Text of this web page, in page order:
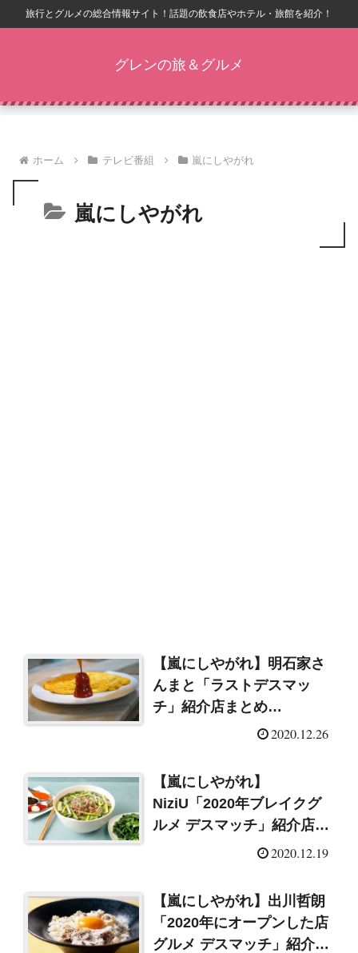
旅行とグルメの総合情報サイト！話題の飲食店やホテル・旅館を紹介！
グレンの旅＆グルメ
ホーム テレビ番組 嵐にしやがれ
嵐にしやがれ
【嵐にしやがれ】明石家さ
んまと「ラストデスマッ
チ」紹介店まとめ
2020.12.26
【嵐にしやがれ】
NiziU「2020年ブレイクグ
ルメ デスマッチ」紹介店ま
とめ（2020/12/19）2020.12.19
【嵐にしやがれ】出川哲朗
「2020年にオープンした店
グルメ デスマッチ」紹介店